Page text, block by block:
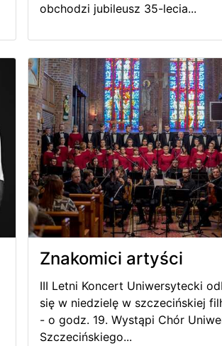
obchodzi jubileusz 35-lecia...
Znakomici artyści
III Letni Koncert Uniwersytecki
się w niedzielę w szczecińskiej
- o godz. 19. Wystąpi Chór
Szczecińskiego...